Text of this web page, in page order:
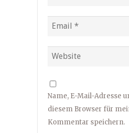
Name, E-Mail-Adresse
diesem Browser für
Kommentar speichern.